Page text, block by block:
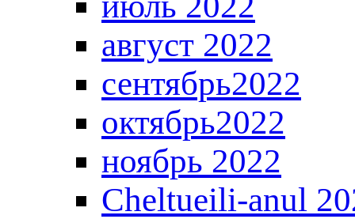
август 2022
сентябрь2022
октябрь2022
ноябрь 2022
Cheltueili-anul